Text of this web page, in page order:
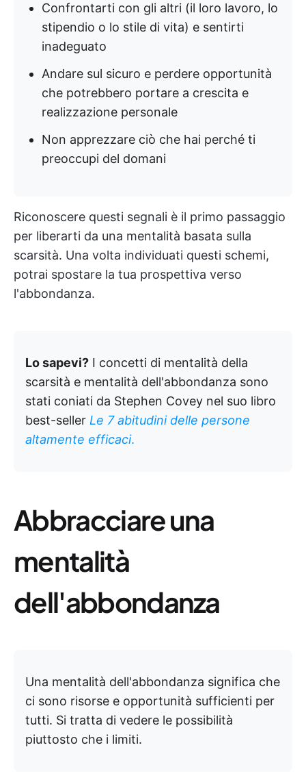
Confrontarti con gli altri (il loro lavoro, lo
stipendio o lo stile di vita) e sentirti
inadeguato
Andare sul sicuro e perdere opportunità
che potrebbero portare a crescita e
realizzazione personale
Non apprezzare ciò che hai perché ti
preoccupi del domani
Riconoscere questi segnali è il primo passaggio
per liberarti da una mentalità basata sulla
scarsità. Una volta individuati questi schemi,
potrai spostare la tua prospettiva verso
l'abbondanza.
Lo sapevi? I concetti di mentalità della
scarsità e mentalità dell'abbondanza sono
stati coniati da Stephen Covey nel suo libro
best-seller Le 7 abitudini delle persone
altamente efficaci.
Abbracciare una
mentalità
dell'abbondanza
Una mentalità dell'abbondanza significa che
ci sono risorse e opportunità sufficienti per
tutti. Si tratta di vedere le possibilità
piuttosto che i limiti.